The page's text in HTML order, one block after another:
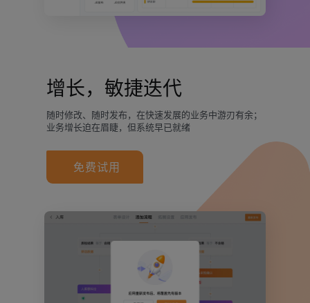
增长，敏捷迭代
随时修改、随时发布，在快速发展的业务中游刃有余；
业务增长迫在眉睫，但系统早已就绪
免费试用